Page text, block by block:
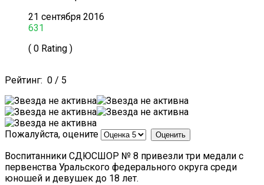
21 сентября 2016
631
( 0 Rating )
Рейтинг: 0 / 5
Пожалуйста, оцените
Воспитанники СДЮСШОР № 8 привезли три медали с
первенства Уральского федерального округа среди
юношей и девушек до 18 лет.